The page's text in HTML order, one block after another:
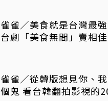
雀雀／美食就是台灣最強
台劇「美食無間」賣相佳
雀雀／從韓版想見你、
個鬼 看台韓翻拍影視的